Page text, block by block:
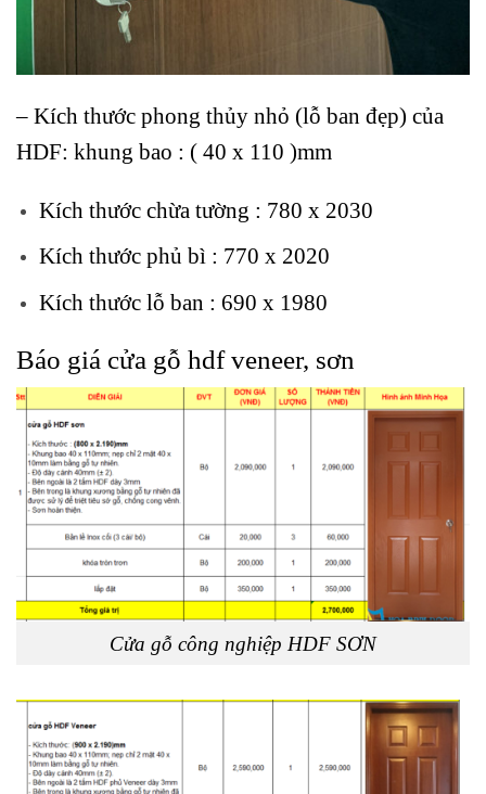
– Kích thước phong thủy nhỏ (lỗ ban đẹp) của
HDF: khung bao : ( 40 x 110 )mm
Kích thước chừa tường : 780 x 2030
Kích thước phủ bì : 770 x 2020
Kích thước lỗ ban : 690 x 1980
Báo giá cửa gỗ hdf veneer, sơn
Cửa gỗ công nghiệp HDF SƠN